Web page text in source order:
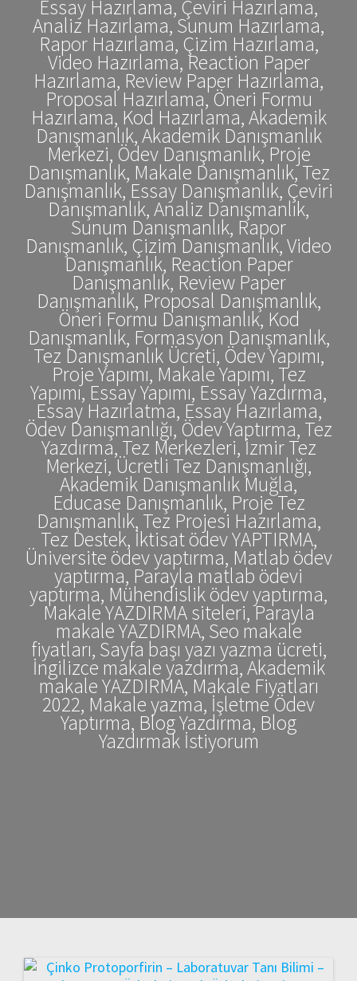
Essay Hazırlama, Çeviri Hazırlama,
Analiz Hazırlama, Sunum Hazırlama,
Rapor Hazırlama, Çizim Hazırlama,
Video Hazırlama, Reaction Paper
Hazırlama, Review Paper Hazırlama,
Proposal Hazırlama, Öneri Formu
Hazırlama, Kod Hazırlama, Akademik
Danışmanlık, Akademik Danışmanlık
Merkezi, Ödev Danışmanlık, Proje
Danışmanlık, Makale Danışmanlık, Tez
Danışmanlık, Essay Danışmanlık, Çeviri
Danışmanlık, Analiz Danışmanlık,
Sunum Danışmanlık, Rapor
Danışmanlık, Çizim Danışmanlık, Video
Danışmanlık, Reaction Paper
Danışmanlık, Review Paper
Danışmanlık, Proposal Danışmanlık,
Öneri Formu Danışmanlık, Kod
Danışmanlık, Formasyon Danışmanlık,
Tez Danışmanlık Ücreti, Ödev Yapımı,
Proje Yapımı, Makale Yapımı, Tez
Yapımı, Essay Yapımı, Essay Yazdırma,
Essay Hazırlatma, Essay Hazırlama,
Ödev Danışmanlığı, Ödev Yaptırma, Tez
Yazdırma, Tez Merkezleri, İzmir Tez
Merkezi, Ücretli Tez Danışmanlığı,
Akademik Danışmanlık Muğla,
Educase Danışmanlık, Proje Tez
Danışmanlık, Tez Projesi Hazırlama,
Tez Destek, İktisat ödev YAPTIRMA,
Üniversite ödev yaptırma, Matlab ödev
yaptırma, Parayla matlab ödevi
yaptırma, Mühendislik ödev yaptırma,
Makale YAZDIRMA siteleri, Parayla
makale YAZDIRMA, Seo makale
fiyatları, Sayfa başı yazı yazma ücreti,
İngilizce makale yazdırma, Akademik
makale YAZDIRMA, Makale Fiyatları
2022, Makale yazma, İşletme Ödev
Yaptırma, Blog Yazdırma, Blog
Yazdırmak İstiyorum